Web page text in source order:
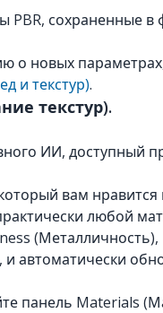
PBR, сохраненные
новых
и текстур).
текстур).
ИИ, доступный
вам
любой
автоматически
панель Materials